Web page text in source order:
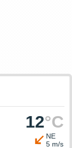
12°C
NE
5 m/s